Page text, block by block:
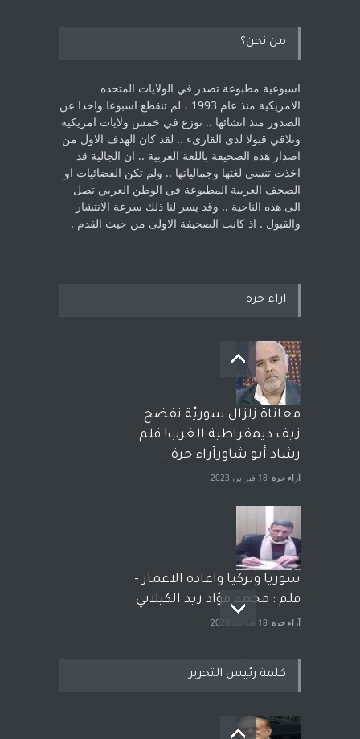
من نحن؟
اسبوعية مطبوعة تصدر في الولايات المتحده
الامريكية منذ عام 1993 ، لم ‏تنقطع اسبوعا واحدا عن
الصدور منذ انشائها .. توزع في خمس ولايات امريكية
‏وتلاقي قبولا لدى القارىء ..‏ لقد كان الهدف الاول من
اصدار هذه الصحيفة باللغة العربية .. ان الجالية قد
اخذت ‏تنسى لغتها وجمالياتها .. ولم تكن الفضائيات او
الصحف العربية المطبوعة في الوطن ‏العربي تصل
الى هذه الناحية .. وقد يسر لنا ذلك سرعة الانتشار
والقبول . اذ كانت ‏الصحيفة الاولى من حيث القدم . ‏
اراء حرة
معاناة زلزال سوريّة تفضح:
زيف ديمقراطية الغرب! قلم :
رشاد أبو شاورآراء حرة ..
آراء حرة 18 فبراير، 2023
سوريا وتركيا واعادة الاعمار -
قلم : محمد فؤاد زيد الكيلاني
آراء حرة 18 فبراير، 2023
بعد معارك قضائية طاحنة كتب
كلمة رئيس التحرير